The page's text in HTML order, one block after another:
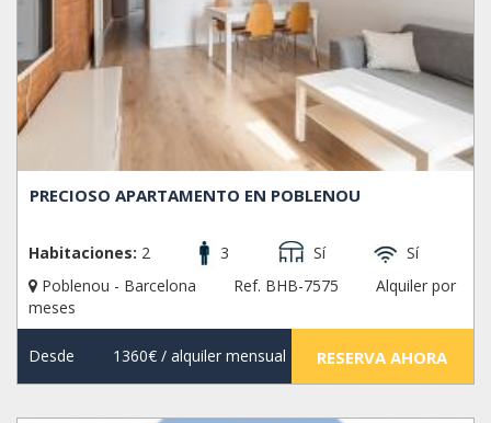
PRECIOSO APARTAMENTO EN POBLENOU
Habitaciones: 2 3 Sí
Sí
Poblenou - Barcelona
Ref. BHB-7575
Alquiler por
meses
Desde 1360€/ alquiler mensual RESERVA AHORA